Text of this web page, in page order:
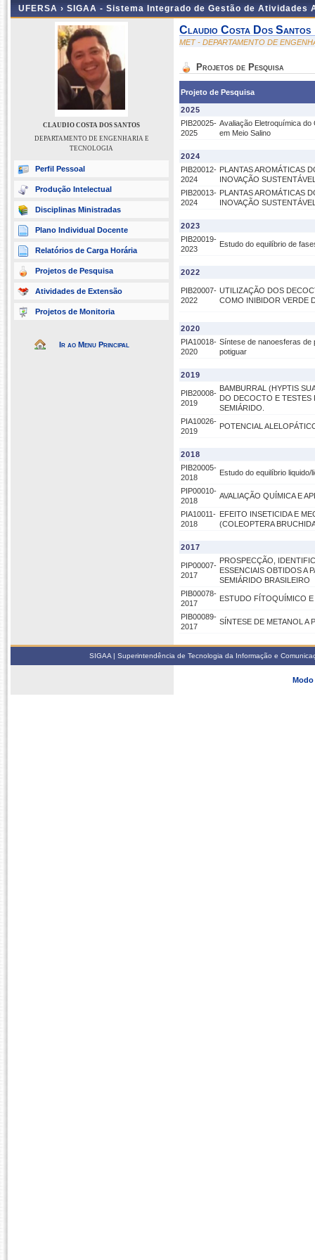
UFERSA › SIGAA - Sistema Integrado de Gestão de Atividades
CLAUDIO COSTA DOS SANTOS
DEPARTAMENTO DE ENGENHARIA E
TECNOLOGIA
Perfil Pessoal
Produção Intelectual
Disciplinas Ministradas
Plano Individual Docente
Relatórios de Carga Horária
Projetos de Pesquisa
Atividades de Extensão
Projetos de Monitoria
Ir ao Menu Principal
Claudio Costa Dos Santos
MET - DEPARTAMENTO DE
Projetos de Pesquisa
Projeto de Pesquisa
2025
PIB20025-
2025
Avaliação Eletroquímica do
em Meio Salino
2024
PIB20012-
2024
PLANTAS AROMÁTICAS
INOVAÇÃO
PIB20013-
2024
PLANTAS AROMÁTICAS
INOVAÇÃO
2023
PIB20019-
2023
Estudo do equilíbrio de
2022
PIB20007-
2022
UTILIZAÇÃO DOS
COMO INIBIDOR VERDE
2020
PIA10018-
2020
Síntese de nanoesferas de
potiguar
2019
PIB20008-
2019
BAMBURRAL (HYPTIS
DO DECOCTO E TESTES
SEMIÁRIDO.
PIA10026-
2019
POTENCIAL
2018
PIB20005-
2018
Estudo do equilíbrio
PIP00010-
2018
AVALIAÇÃO QUÍMICA E
PIA10011-
2018
EFEITO INSETICIDA E
(COLEOPTERA
2017
PIP00007-
2017
PROSPECÇÃO,
ESSENCIAIS OBTIDOS A
SEMIÁRIDO BRASILEIRO
PIB00078-
2017
ESTUDO FÍTOQUÍMICO
PIB00089-
2017
SÍNTESE DE METANOL A
SIGAA | Superintendência de Tecnologia da Informação e
Modo